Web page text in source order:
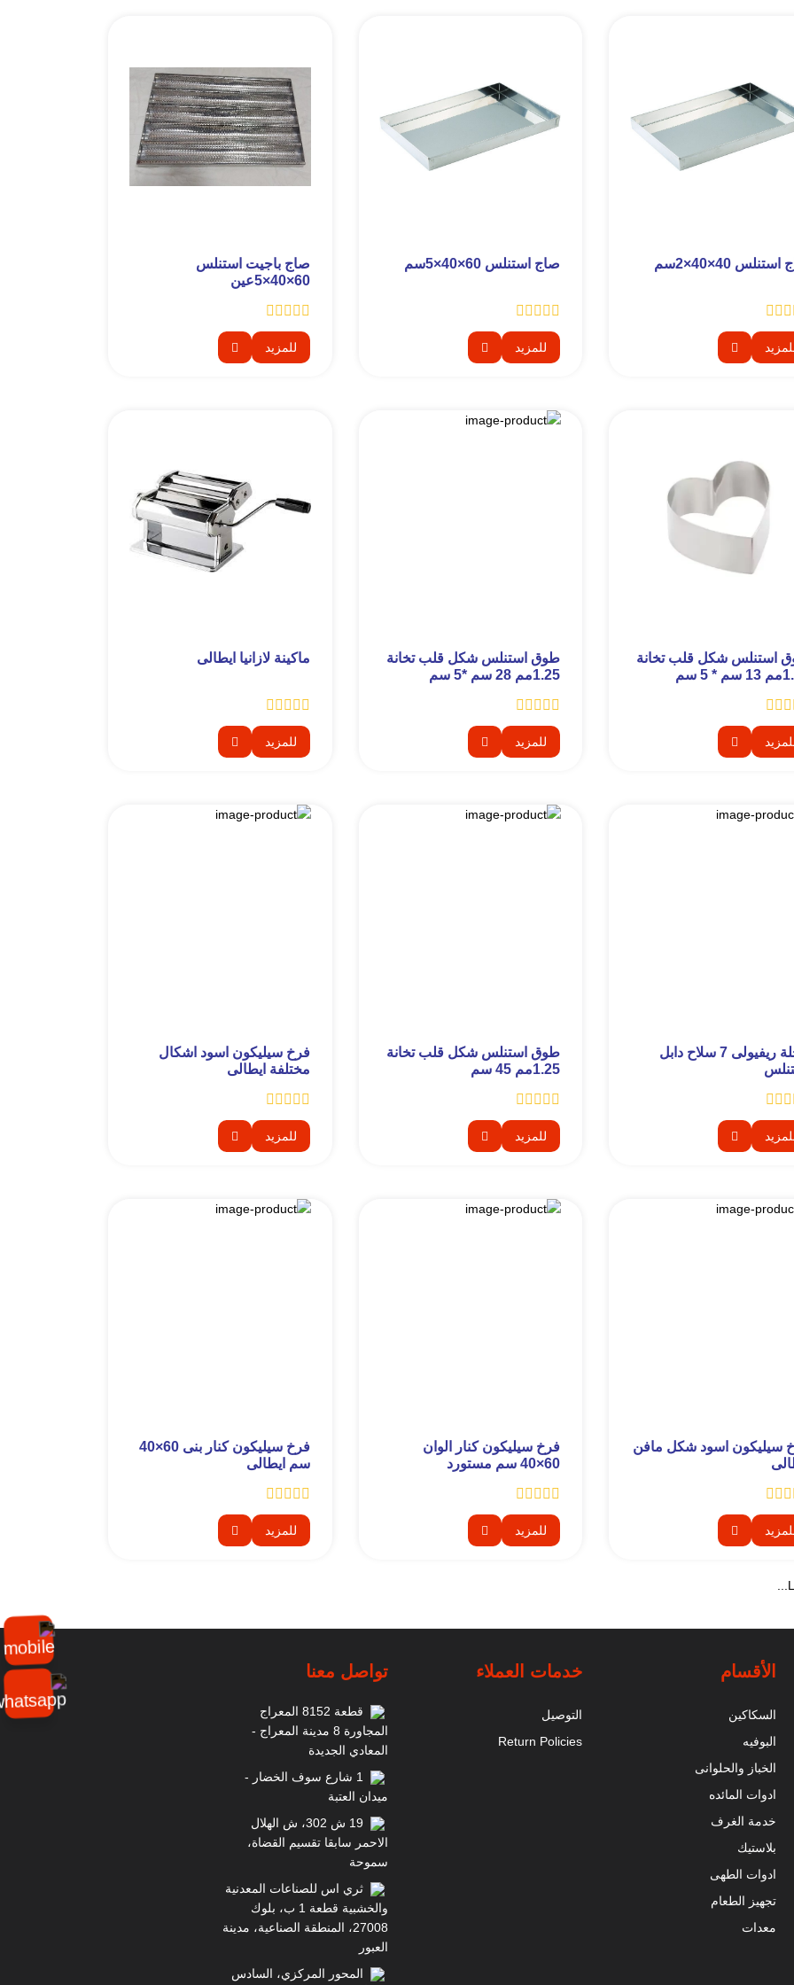
40×40×2سم صاج استنلس 60×40×5سم
للمزيد
صاج باجيت استنلس
60×40×5عين
للمزيد
استنلس شكل قلب تخانة
* 5 سم
طوق استنلس شكل قلب تخانة
1.25مم 28 سم *5 سم
للمزيد
ماكينة لازانيا ايطالى
للمزيد
عجلة ريفيولى 7 سلاح دابل
طوق استنلس شكل قلب تخانة
1.25مم 45 سم
للمزيد
فرخ سيليكون اسود اشكال
مختلفة ايطالى
للمزيد
سيليكون اسود شكل مافن
فرخ سيليكون كنار الوان
60×40 سم مستورد
للمزيد
فرخ سيليكون كنار بنى 60×40
سم ايطالى
للمزيد
الأقسام
السكاكين
البوفيه
الخباز والحلوانى
ادوات المائده
خدمة الغرف
بلاستيك
ادوات الطهى
تجهيز الطعام
معدات
خدمات العملاء
التوصيل
Return Policies
تواصل معنا
قطعة 8152 المعراج
المجاورة 8 مدينة المعراج -
المعادي الجديدة
1 شارع سوف الخضار -
ميدان العتبة
19 ش 302، ش الهلال
الاحمر سابقا تقسيم القضاة،
سموحة
ثري اس للصناعات المعدنية
والخشبية قطعة 1 ب، بلوك
27008، المنطقة الصناعية، مدينة
العبور
المحور المركزي، السادس